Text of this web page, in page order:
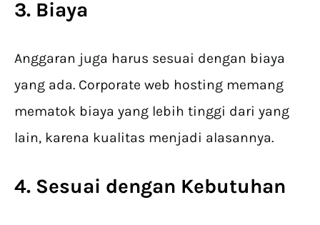
3. Biaya
Anggaran juga harus sesuai dengan biaya
yang ada. Corporate web hosting memang
mematok biaya yang lebih tinggi dari yang
lain, karena kualitas menjadi alasannya.
4. Sesuai dengan Kebutuhan